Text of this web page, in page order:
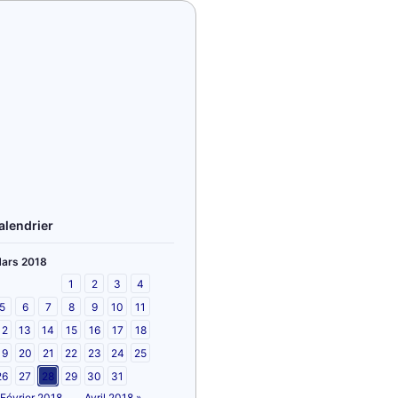
2018
1
2 3
4
5
6 7 8 9 10
11
13 14 15 16 17
18
20 21 22 23 24
25
27 28 29 30
31